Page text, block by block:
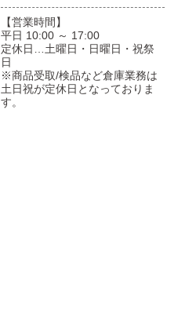
【営業時間】
平日 10:00 ～ 17:00
定休日…土曜日・日曜日・祝祭
日
※商品受取/検品など倉庫業務は
土日祝が定休日となっておりま
す。